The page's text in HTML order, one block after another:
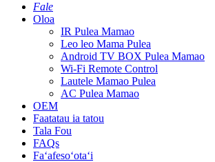
Fale
Oloa
IR Pulea Mamao
Leo leo Mama Pulea
Android TV BOX Pulea Mamao
Wi-Fi Remote Control
Lautele Mamao Pulea
AC Pulea Mamao
OEM
Faatatau ia tatou
Tala Fou
FAQs
Faʻafesoʻotaʻi